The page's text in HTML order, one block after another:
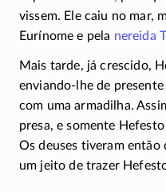
vissem. Ele caiu no mar,
Eurínome e pela nereida
Mais tarde, já crescido,
enviando-lhede
com uma armadilha.
presa, e somente
Os deuses tiveram então
um jeito de trazer